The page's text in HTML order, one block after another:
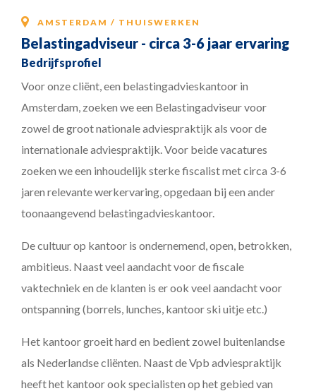
AMSTERDAM / THUISWERKEN
Belastingadviseur - circa 3-6 jaar ervaring
Bedrijfsprofiel
Voor onze cliënt, een belastingadvieskantoor in
Amsterdam, zoeken we een Belastingadviseur voor
zowel de groot nationale adviespraktijk als voor de
internationale adviespraktijk. Voor beide vacatures
zoeken we een inhoudelijk sterke fiscalist met circa 3-6
jaren relevante werkervaring, opgedaan bij een ander
toonaangevend belastingadvieskantoor.
De cultuur op kantoor is ondernemend, open, betrokken,
ambitieus. Naast veel aandacht voor de fiscale
vaktechniek en de klanten is er ook veel aandacht voor
ontspanning (borrels, lunches, kantoor ski uitje etc.)
Het kantoor groeit hard en bedient zowel buitenlandse
als Nederlandse cliënten. Naast de Vpb adviespraktijk
heeft het kantoor ook specialisten op het gebied van